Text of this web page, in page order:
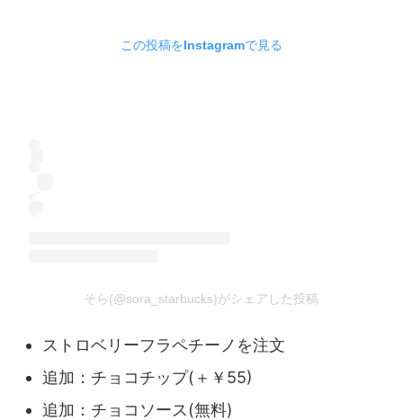
この投稿をInstagramで見る
そら(@sora_starbucks)がシェアした投稿
ストロベリーフラペチーノを注文
追加：チョコチップ(＋￥55)
追加：チョコソース(無料)